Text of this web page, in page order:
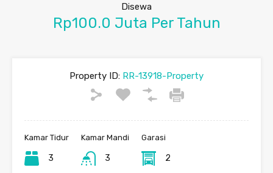
Disewa
Rp100.0 Juta Per Tahun
Property ID: RR-13918-Property
Kamar Tidur
3
Kamar Mandi
3
Garasi
2